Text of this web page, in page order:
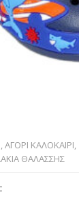
,ΑΓΟΡΙ ΚΑΛΟΚΑΙΡΙ,
ΘΑΛΑΣΣΗΣ